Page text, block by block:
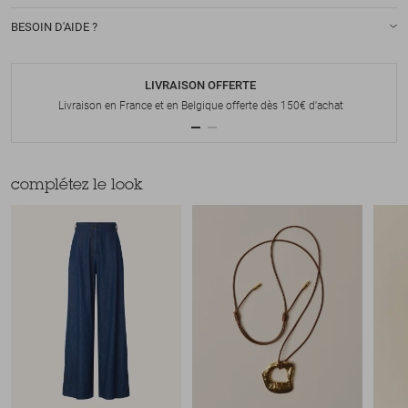
BESOIN D'AIDE ?
LIVRAISON OFFERTE
Livraison en France et en Belgique offerte dès 150€ d'achat
complétez le look